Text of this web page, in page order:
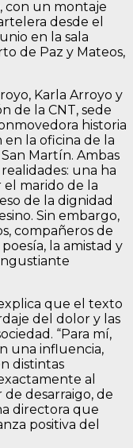
con un montaje
desde el
en la sala
de Paz y Mateos,
Karla Arroyo y
de la CNT, sede
historia
la oficina de la
Martín. Ambas
una ha
el marido de la
de la dignidad
Sin embargo,
compañeros de
la amistad y
que el texto
del dolor y las
“Para mí,
una influencia,
distintas
al
de desarraigo, de
directora que
positiva del